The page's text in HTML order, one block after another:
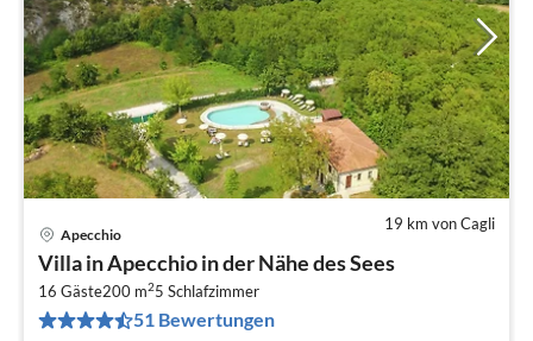
19 km von Cagli
Apecchio
Villa in Apecchio in der Nähe des Sees
16 Gäste200 m25 Schlafzimmer
51 Bewertungen